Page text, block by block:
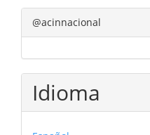
@acinnacional
Idioma